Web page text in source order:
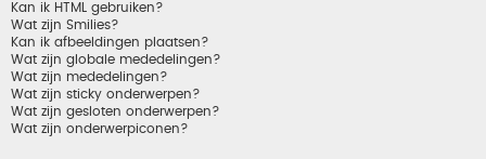
Kan ik HTML gebruiken?
Wat zijn Smilies?
Kan ik afbeeldingen plaatsen?
Wat zijn globale mededelingen?
Wat zijn mededelingen?
Wat zijn sticky onderwerpen?
Wat zijn gesloten onderwerpen?
Wat zijn onderwerpiconen?